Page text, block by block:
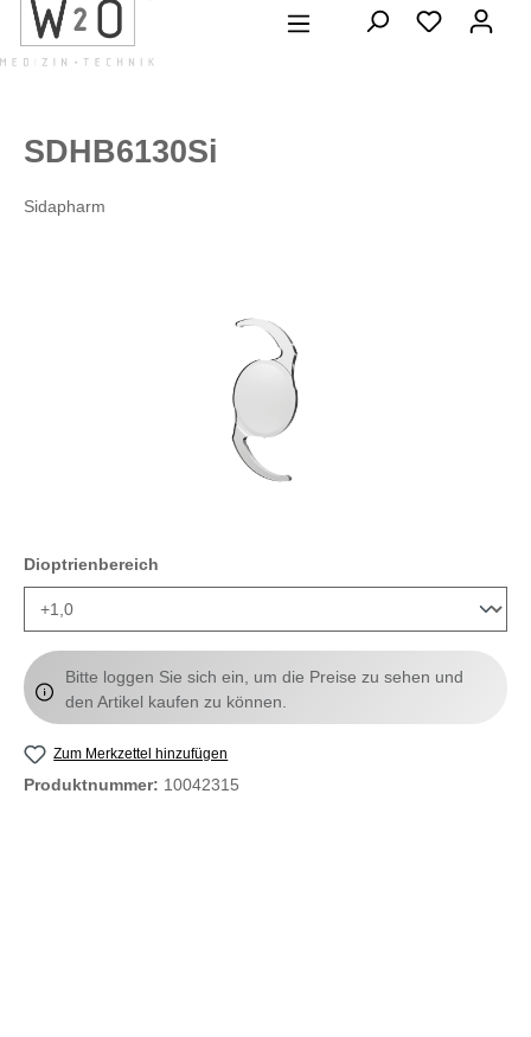
springen
SDHB6130Si
Sidapharm
Dioptrienbereich
Bitte loggen Sie sich ein, um die Preise zu sehen und
den Artikel kaufen zu können.
Zum Merkzettel hinzufügen
Produktnummer: 10042315